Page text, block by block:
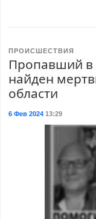
ПРОИСШЕСТВИЯ
Пропавший в
найден
области
6 Фев 202413:29